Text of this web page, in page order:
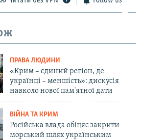
ПРАВА ЛЮДИНИ
«Крим – єдиний регіон, де
українці – меншість»: дискусія
навколо нової пам'ятної дати
ВІЙНА ТА КРИМ
Російська влада обіцяє закрити
морський шлях українським